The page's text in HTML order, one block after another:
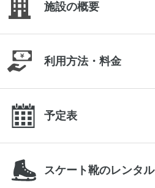
施設の概要
利用方法・料金
予定表
スケート靴のレンタル